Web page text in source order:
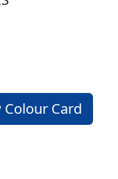
Colour Card